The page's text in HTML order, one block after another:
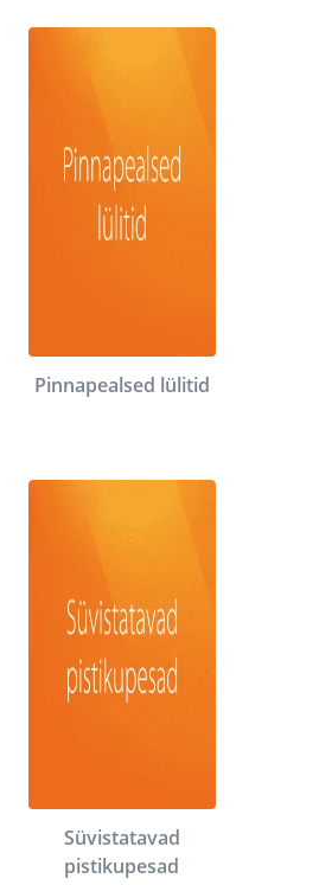
Pinnapealsed lülitid
Süvistatavad
pistikupesad